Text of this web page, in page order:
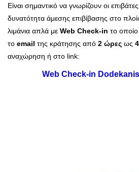
Είναι σημαντικό να γνωρίζουν οι
δυνατότητα άμεσης επιβίβασης στο
λιμάνια απλά με Web Check-in το
το email της κράτησης από 2 ώρες ως
αναχώρηση ή στο link:
Web Check-in